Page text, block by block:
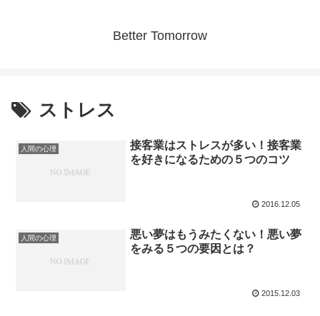
Better Tomorrow
ストレス
人間の心理
接客業はストレスが多い！接客業
を好きになるための５つのコツ
2016.12.05
人間の心理
悪い夢はもうみたくない！悪い夢
をみる５つの要因とは？
2015.12.03